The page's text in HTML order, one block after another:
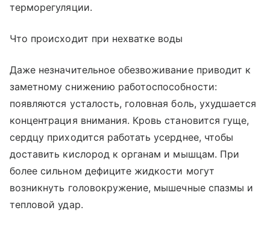
терморегуляции.
Что происходит при нехватке воды
Даже незначительное обезвоживание приводит к
заметному снижению работоспособности:
появляются усталость, головная боль, ухудшается
концентрация внимания. Кровь становится гуще,
сердцу приходится работать усерднее, чтобы
доставить кислород к органам и мышцам. При
более сильном дефиците жидкости могут
возникнуть головокружение, мышечные спазмы и
тепловой удар.